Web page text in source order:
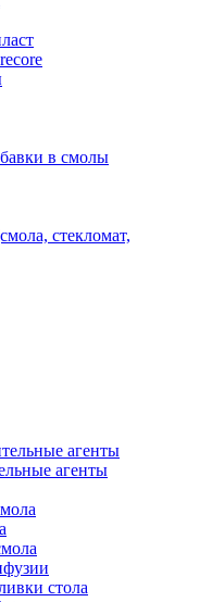
в смолы
стекломат,
агенты
агенты
стола